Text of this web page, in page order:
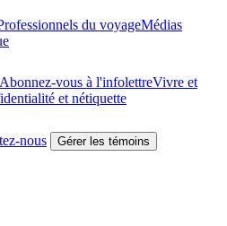
du voyageMédias
Abonnez-vous à l'infolettreVivre et
et nétiquette
nous Gérer les témoins